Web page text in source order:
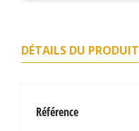
DÉTAILS DU PRODUIT
Référence